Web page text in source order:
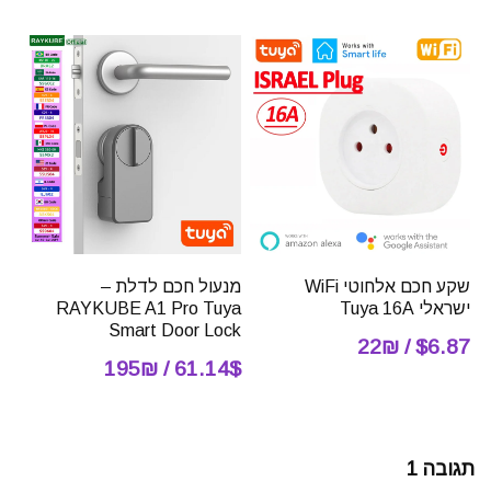
שקע חכם אלחוטי WiFi
ישראלי Tuya 16A
$6.87 / 22₪
מנעול חכם לדלת –
RAYKUBE A1 Pro Tuya
Smart Door Lock
61.14$ / 195₪
תגובה 1